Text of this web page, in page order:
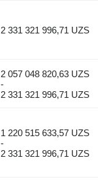
2 331 321 996,71 UZS
2 057 048 820,63 UZS
-
2 331 321 996,71 UZS
1 220 515 633,57 UZS
-
2 331 321 996,71 UZS